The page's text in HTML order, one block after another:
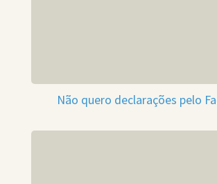
Não quero declarações pelo